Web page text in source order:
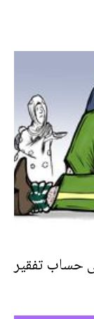
حساب تفقير